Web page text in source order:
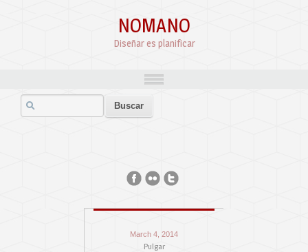
NOMANO
Diseñar es planificar
March 4, 2014
Pulgar